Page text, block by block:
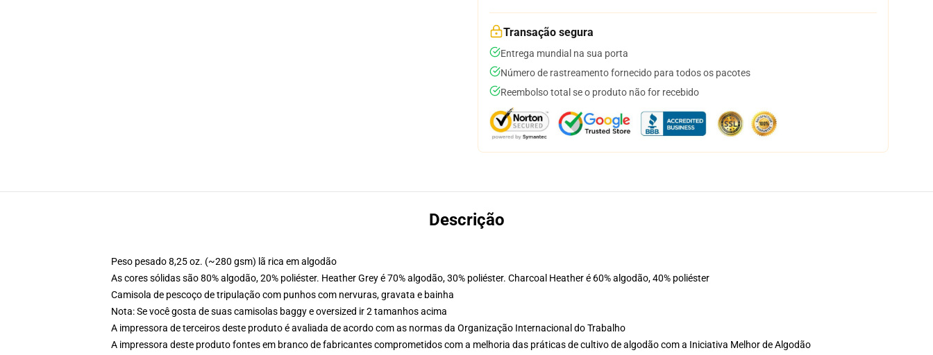
Transação segura
Entrega mundial na sua porta
Número de rastreamento fornecido para todos os pacotes
Reembolso total se o produto não for recebido
Descrição
Peso pesado 8,25 oz. (~280 gsm) lã rica em algodão
As cores sólidas são 80% algodão, 20% poliéster. Heather Grey é 70% algodão, 30% poliéster. Charcoal Heather é 60% algodão, 40% poliéster
Camisola de pescoço de tripulação com punhos com nervuras, gravata e bainha
Nota: Se você gosta de suas camisolas baggy e oversized ir 2 tamanhos acima
A impressora de terceiros deste produto é avaliada de acordo com as normas da Organização Internacional do Trabalho
A impressora deste produto fontes em branco de fabricantes comprometidos com a melhoria das práticas de cultivo de algodão com a Iniciativa Melhor de Algodão